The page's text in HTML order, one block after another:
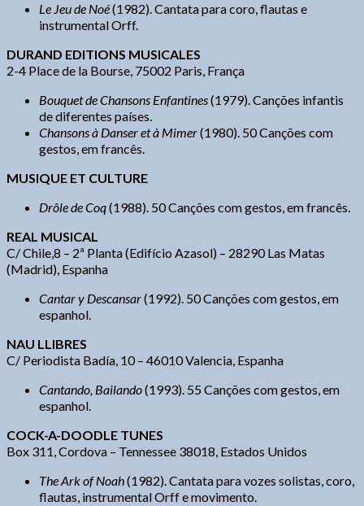
Le Jeu de Noé(1982). Cantata para coro, flautas e
instrumental Orff.
DURAND EDITIONS MUSICALES
2-4 Place de la Bourse, 75002 Paris, França
Bouquet de Chansons Enfantines(1979). Canções infantis
de diferentes países.
Chansons à Danser et à Mimer(1980). 50 Canções com
gestos, em francês.
MUSIQUE ET CULTURE
Drôle de Coq(1988). 50 Canções com gestos, em francês.
REAL MUSICAL
C/ Chile,8 – 2ª Planta (Edifício Azasol) – 28290 Las Matas
(Madrid), Espanha
Cantar y Descansar(1992). 50 Canções com gestos, em
espanhol.
NAU LLIBRES
C/ Periodista Badía, 10 – 46010 Valencia, Espanha
Cantando, Bailando(1993). 55 Canções com gestos, em
espanhol.
COCK-A-DOODLE TUNES
Box 311, Cordova – Tennessee 38018, Estados Unidos
The Ark of Noah(1982). Cantata para vozes solistas, coro,
flautas, instrumental Orff e movimento.